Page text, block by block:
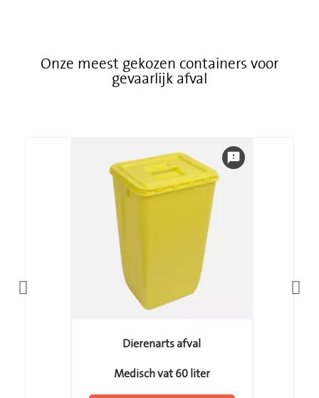
Onze meest gekozen containers voor
gevaarlijk afval
feedback
Dierenarts afval
Medisch vat 60 liter